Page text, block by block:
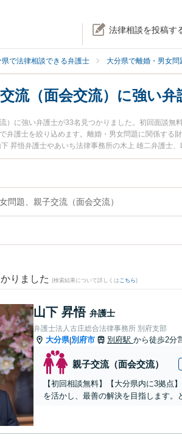
法律相談を投稿す
県で法律相談できる弁護士 大分県で離婚・男女問
流（面会交流）に強い弁
）に強い弁護士が33名見つかりました。初回面談
弁護士を絞り込めます。離婚・男女問題に関係す
昇悟弁護士やあいち法律事務所の木上 雄二弁護士
発生した親子交流（面会交流）のトラブルを今す
子交流（面会交流）を法律相談できる大分県内の弁
問題、親子交流（面会交流）
りました (検索結果について詳しくは こちら)
山下 昇悟 弁護士
弁護士法人古庄総合法律事務所 別府支部
大分県|別府市 別府駅 から徒歩2分
親子交流（面会交流）
【初回相談無料】【大分県内に3拠点
を活かし、最善の解決を目指します。